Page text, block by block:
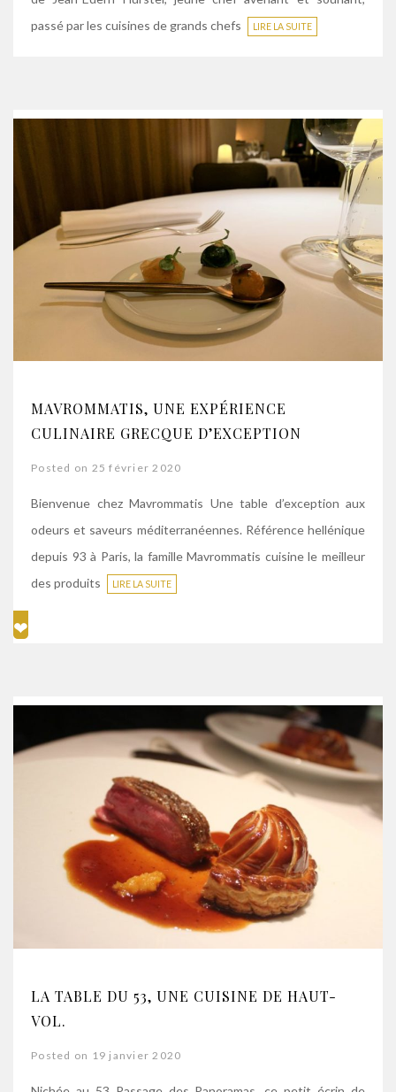
passé par les cuisines de grands chefs
LIRE LA SUITE
MAVROMMATIS, UNE EXPÉRIENCE
CULINAIRE GRECQUE D’EXCEPTION
Posted on 25 février 2020
Bienvenue chez Mavrommatis Une table d’exception aux
odeurs et saveurs méditerranéennes. Référence hellénique
depuis 93 à Paris, la famille Mavrommatis cuisine le meilleur
des produits
LIRE LA SUITE
LA TABLE DU 53, UNE CUISINE DE HAUT-
VOL.
Posted on 19 janvier 2020